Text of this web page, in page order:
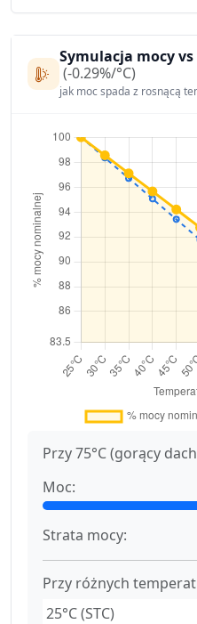
Symulacja mocy
(-0.29%/°C)
jak moc spada z rosnącą
Przy 75°C (gorący
Moc:
Strata mocy:
Przy różnych
25°C (STC)